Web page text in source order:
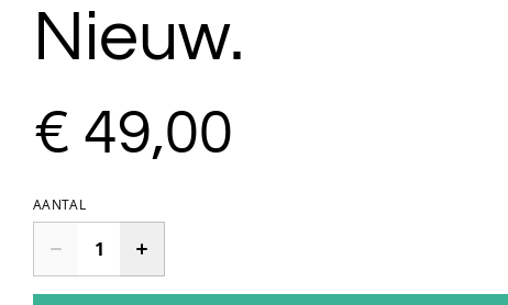
Nieuw.
€ 49,00
AANTAL